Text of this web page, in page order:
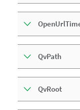
QvPath
QvRoot